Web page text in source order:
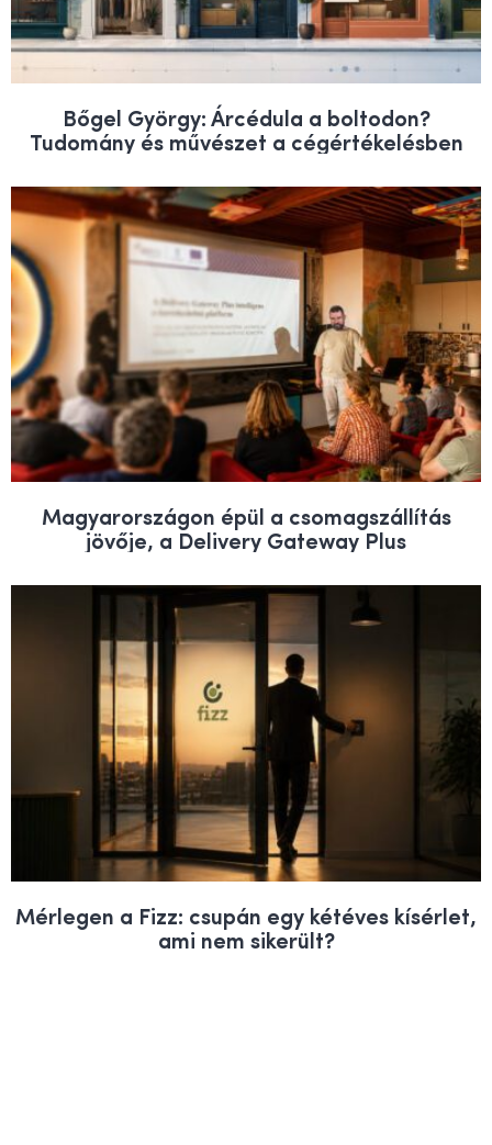
Bőgel György: Árcédula a boltodon?
Tudomány és művészet a cégértékelésben
Magyarországon épül a csomagszállítás
jövője, a Delivery Gateway Plus
Mérlegen a Fizz: csupán egy kétéves kísérlet,
ami nem sikerült?